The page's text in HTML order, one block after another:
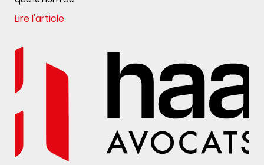
Lire l'article